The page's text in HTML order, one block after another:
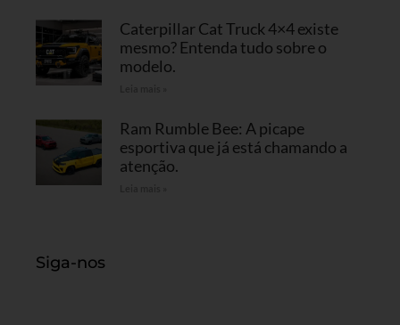
Caterpillar Cat Truck 4×4 existe
mesmo? Entenda tudo sobre o
modelo.
Ram Rumble Bee: A picape
esportiva que já está chamando a
atenção.
Siga-nos